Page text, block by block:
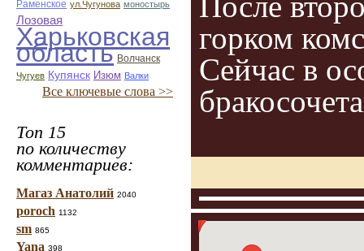
Раменское ул.Чугунова моностырь
Лозовая
Харьковская
область Волчанск
Чугуев Купянск Изюм Валки
Все ключевые слова >>
Топ 15
по количеству
комментариев:
Магаз Анатолий 2040
poroch 1132
sm 865
Yana 398
горком
Сейчас в